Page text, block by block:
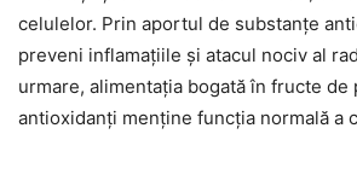
celulelor. Prin aportul de substanțe
preveni inflamațiile și atacul nociv al
urmare, alimentația bogată în fructe de
antioxidanți menține funcția normală a